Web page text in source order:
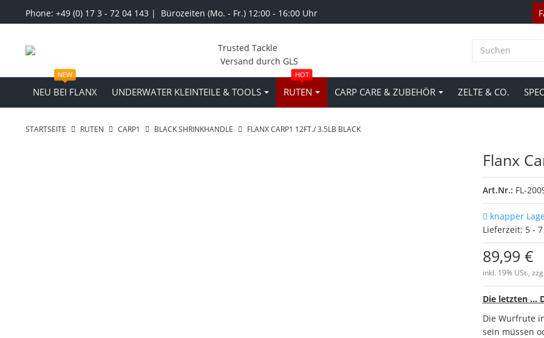
Phone: +49 (0) 17 3 - 72 04 143 | Bürozeiten (Mo. - Fr.) 12:00 - 16:00 Uhr
Trusted Tackle
Versand durch GLS
NEU BEI FLANX
NEW
UNDERWATER KLEINTEILE & TOOLS RUTEN
HOT
CARP CARE & ZUBEHÖR ZELTE & CO.
STARTSEITE RUTEN CARP1 BLACK SHRINKHANDLE FLANX CARP1 12FT./ 3.5LB BLACK
Flanx
Art.Nr.: FL-
knapper
Lieferzeit: 5 -
89,99 €
inkl. 19% USt.,
Die letzten ...
Die Wurfrute
sein müssen